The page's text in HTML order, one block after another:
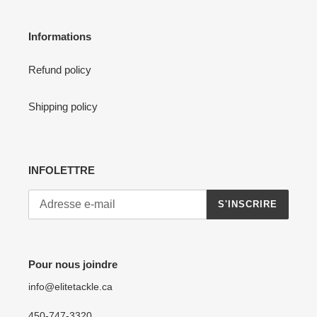
Informations
Refund policy
Shipping policy
INFOLETTRE
S'INSCRIRE
Pour nous joindre
info@elitetackle.ca